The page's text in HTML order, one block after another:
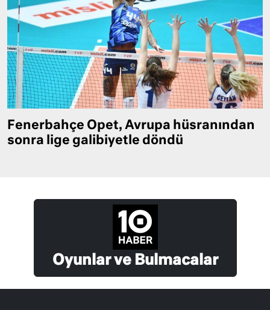
Fenerbahçe Opet, Avrupa hüsranından
sonra lige galibiyetle döndü
Oyunlar ve Bulmacalar